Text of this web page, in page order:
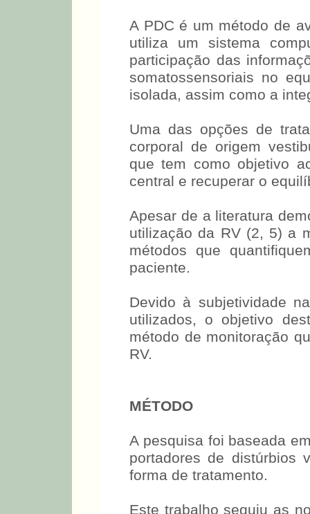
A PDC é um método de
utiliza um sistema
participação das
somatossensoriais no
isolada, assim como a
Uma das opções de
corporal de origem
que tem como objetivo
central e recuperar o
Apesar de a literatura
utilização da RV (2, 5) a
métodos que
paciente.
Devido à subjetividade
utilizados, o objetivo
método de monitoração
RV.
MÉTODO
A pesquisa foi baseada
portadores de distúrbios
forma de tratamento.
Este trabalho seguiu as